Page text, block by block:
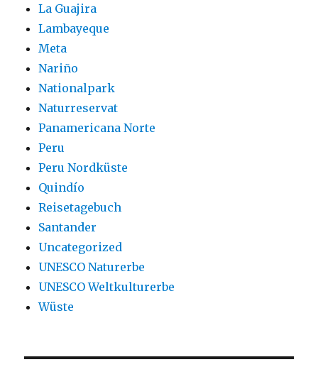
La Guajira
Lambayeque
Meta
Nariño
Nationalpark
Naturreservat
Panamericana Norte
Peru
Peru Nordküste
Quindío
Reisetagebuch
Santander
Uncategorized
UNESCO Naturerbe
UNESCO Weltkulturerbe
Wüste